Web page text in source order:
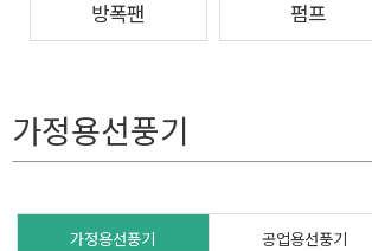
방폭팬 펌프
가정용선풍기
가정용선풍기 공업용선풍기